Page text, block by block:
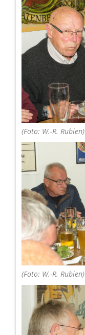
(Foto: W.-R. Rubien)
(Foto: W.-R. Rubien)